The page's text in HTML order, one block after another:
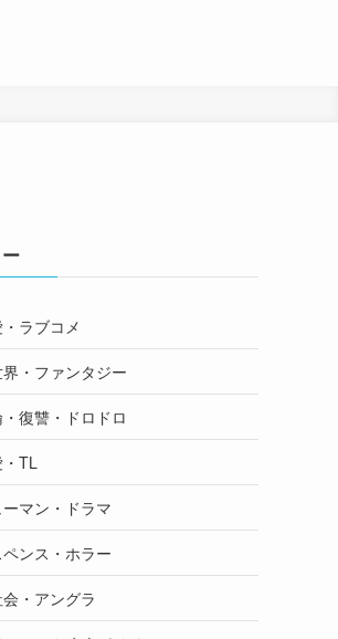
ラブコメ
・ファンタジー
復讐・ドロドロ
TL
マン・ドラマ
ンス・ホラー
・アングラ